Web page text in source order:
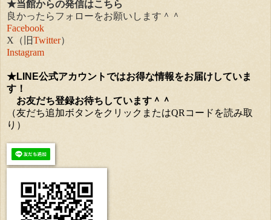
★当館からの発信はこちら
良かったらフォローをお願いします＾＾
Facebook
X（旧Twitter）
Instagram
★LINE公式アカウントではお得な情報をお届けしていま
す！
お友だち登録お待ちしています＾＾
（友だち追加ボタンをクリックまたはQRコードを読み取
り）